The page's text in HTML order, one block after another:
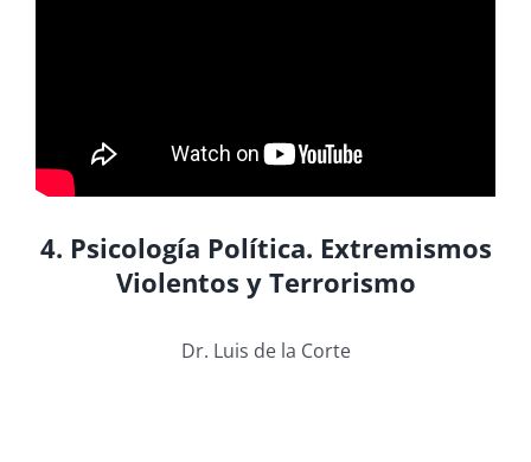
4. Psicología Política. Extremismos
Violentos y Terrorismo
Dr. Luis de la Corte